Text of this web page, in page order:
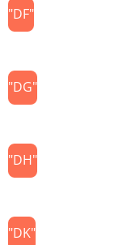
"DF"
"DG"
"DH"
"DK"